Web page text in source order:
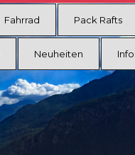
Fahrrad Pack Rafts
Neuheiten